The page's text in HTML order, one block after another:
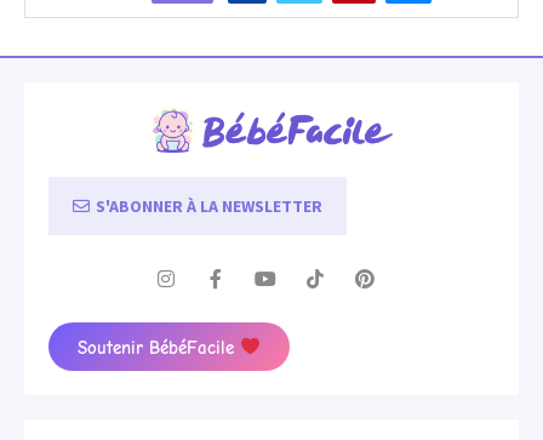
S'ABONNER À LA NEWSLETTER
Soutenir BébéFacile